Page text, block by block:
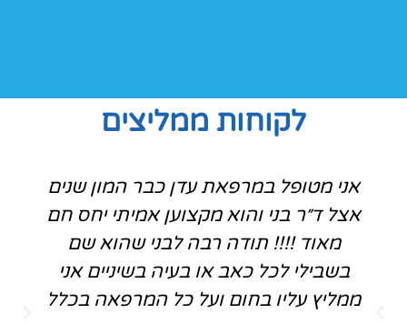
לקוחות ממליצים
אני מטופל במרפאת עדן כבר המון שנים
אצל ד״ר בני והוא מקצוען אמיתי יחס חם
מאוד !!!! תודה רבה לבני שהוא שם
בשבילי לכל כאב או בעיה בשיניים אני
ממליץ עליו בחום ועל כל המרפאה בכלל